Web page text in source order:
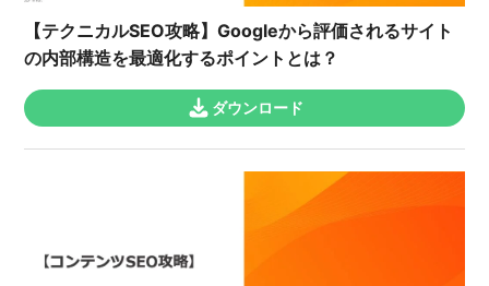
【テクニカルSEO攻略】Googleから評価されるサイト
の内部構造を最適化するポイントとは？
ダウンロード